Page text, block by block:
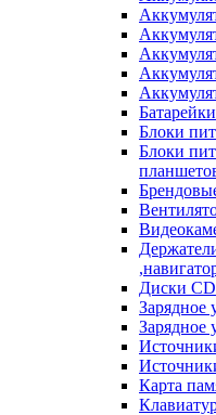
Батарейки
Блоки
Блоки
Диски CD
Зарядное
Зарядное
Карта